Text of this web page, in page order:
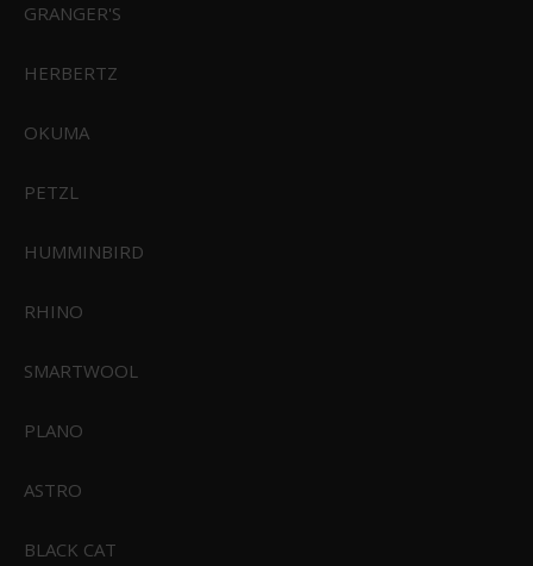
C907R
GRANGER'S
HERBERTZ
OKUMA
PETZL
HUMMINBIRD
RHINO
SMARTWOOL
PLANO
ASTRO
BLACK CAT